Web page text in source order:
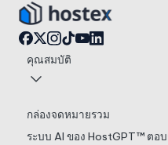
คุณสมบัติ
กล่องจดหมายรวม
ระบบ AI ของ HostGPT™ ตอ